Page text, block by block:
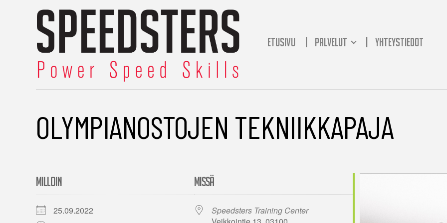
ETUSIVU PALVELUT YHTEYSTIEDOT
OLYMPIANOSTOJEN TEKNIIKKAPAJA
MILLOIN
25.09.2022
MISSÄ
Speedsters Training Center